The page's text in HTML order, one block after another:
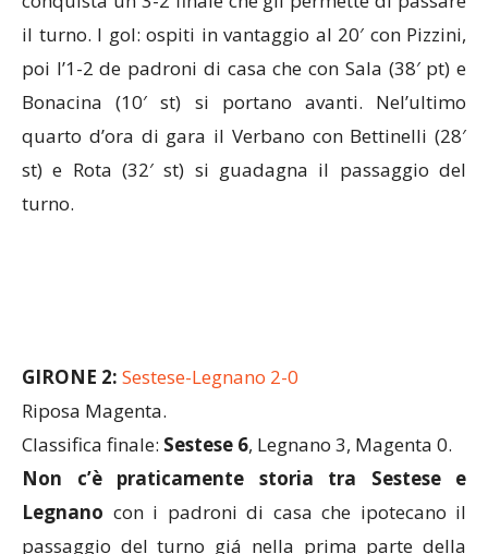
il turno. I gol: ospiti in vantaggio al 20′ con Pizzini,
poi l’1-2 de padroni di casa che con Sala (38′ pt) e
Bonacina (10′ st) si portano avanti. Nel’ultimo
quarto d’ora di gara il Verbano con Bettinelli (28′
st) e Rota (32′ st) si guadagna il passaggio del
turno.
Riposa Magenta.
Classifica finale:
Non c’è praticamente storia tra Sestese e
Legnano con i padroni di casa che ipotecano il
passaggio del turno giá nella prima parte della
gara portandosi sul 2-0 grazie alle reti di Fioroni,